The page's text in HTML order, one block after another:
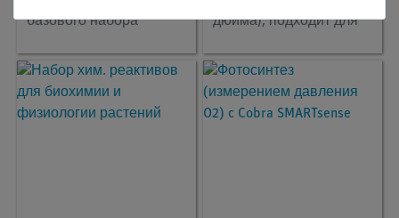
базового набора
физиология растений
15620-88D
дюйма), подходит для
SMARTsense